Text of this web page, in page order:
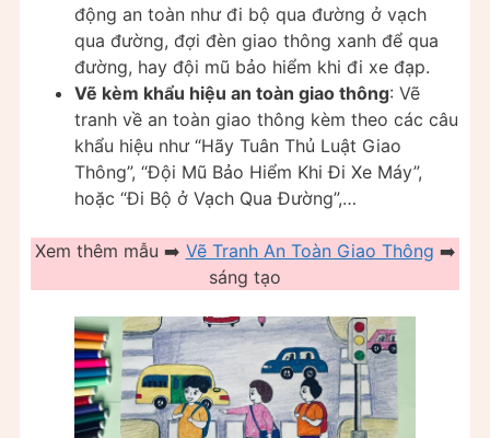
động an toàn như đi bộ qua đường ở vạch
qua đường, đợi đèn giao thông xanh để qua
đường, hay đội mũ bảo hiểm khi đi xe đạp.
Vẽ kèm khẩu hiệu an toàn giao thông: Vẽ
tranh về an toàn giao thông kèm theo các câu
khẩu hiệu như “Hãy Tuân Thủ Luật Giao
Thông”, “Đội Mũ Bảo Hiểm Khi Đi Xe Máy”,
hoặc “Đi Bộ ở Vạch Qua Đường”,…
Xem thêm mẫu ➡️ Vẽ Tranh An Toàn Giao Thông ➡️
sáng tạo